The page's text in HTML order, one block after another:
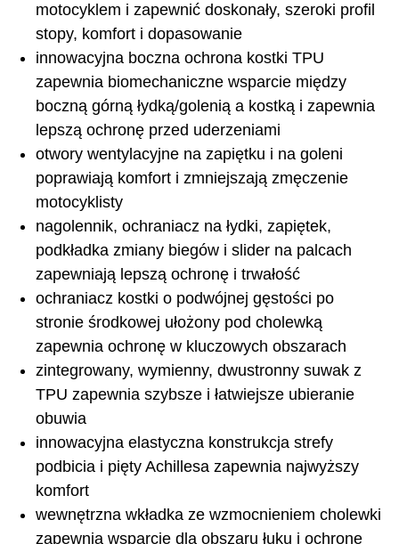
motocyklem i zapewnić doskonały, szeroki profil
stopy, komfort i dopasowanie
innowacyjna boczna ochrona kostki TPU
zapewnia biomechaniczne wsparcie między
boczną górną łydką/golenią a kostką i zapewnia
lepszą ochronę przed uderzeniami
otwory wentylacyjne na zapiętku i na goleni
poprawiają komfort i zmniejszają zmęczenie
motocyklisty
nagolennik, ochraniacz na łydki, zapiętek,
podkładka zmiany biegów i slider na palcach
zapewniają lepszą ochronę i trwałość
ochraniacz kostki o podwójnej gęstości po
stronie środkowej ułożony pod cholewką
zapewnia ochronę w kluczowych obszarach
zintegrowany, wymienny, dwustronny suwak z
TPU zapewnia szybsze i łatwiejsze ubieranie
obuwia
innowacyjna elastyczna konstrukcja strefy
podbicia i pięty Achillesa zapewnia najwyższy
komfort
wewnętrzna wkładka ze wzmocnieniem cholewki
zapewnia wsparcie dla obszaru łuku i ochronę